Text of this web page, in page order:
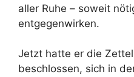
aller Ruhe – soweit
entgegenwirken.
Jetzt hatte er die
beschlossen, sich in